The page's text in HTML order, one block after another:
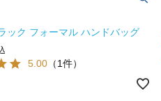
ック フォーマル ハンドバッグ
5.00 （1件）